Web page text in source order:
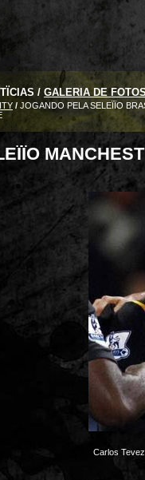
/ GALERIA DE
/ JOGANDO PELA SELEÏÏO
Carlos